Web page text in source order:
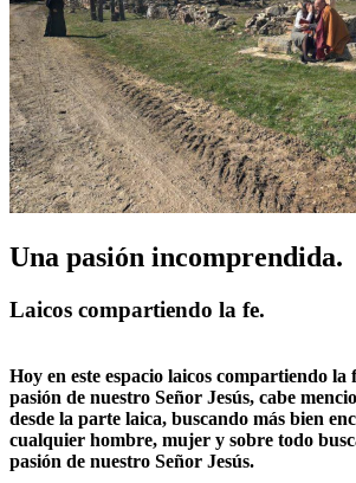
Una pasión incomprendida.
Laicos compartiendo la fe.
Hoy en este espacio laicos compartiendo la
pasión de nuestro Señor Jesús, cabe
desde la parte laica, buscando más bien
cualquier hombre, mujer y sobre todo
pasión de nuestro Señor Jesús.